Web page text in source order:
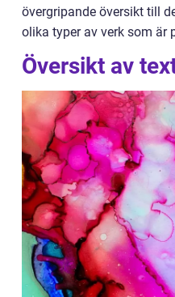
övergripande översikt till
olika typer av verk som är
Översikt av